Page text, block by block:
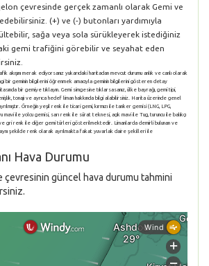
çevresinde gerçek zamanlı olarak Gemi ve
(+) ve (-) butonları yardımıyla
sağa veya sola sürükleyerek istediğiniz
gemi trafiğini görebilir ve seyahat eden
akışını merak ediyorsanız yukarıdaki haritadan mevcut durumu anlık ve canlı olarak
bir geminin bilgilerini öğrenmek amacıyla geminin bilgilerini gösteren detay
bir gemiye tıklayın. Gemi simgesine tıklarsasanız, ülke bayrağı, gemi tipi,
tonajı ve ayrıca hedef liman hakkında bilgi alabilirsiniz. Harita üzerinde genel
Örneğin yeşil renk ile ticari gemi, kırmızı ile tanker gemisi (LNG, LPG,
ile yolcu gemisi, sarı renk ile sürat teknesi, açık mavi ile Tug, turuncu ile balıkçı
gri renk ile diğer gemi türleri gösterilmektedir. Limanlarda demirli bulunan ve
şekilde renk olarak ayrılmakta fakat yuvarlak daire şekilleri ile
Hava Durumu
çevresinin güncel hava durumu tahmini